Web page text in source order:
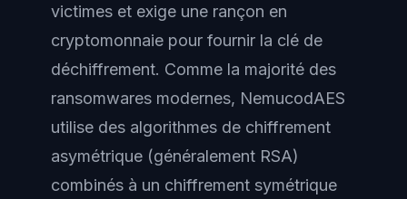
victimes et exige une rançon en
cryptomonnaie pour fournir la clé de
déchiffrement. Comme la majorité des
ransomwares modernes, NemucodAES
utilise des algorithmes de chiffrement
asymétrique (généralement RSA)
combinés à un chiffrement symétrique